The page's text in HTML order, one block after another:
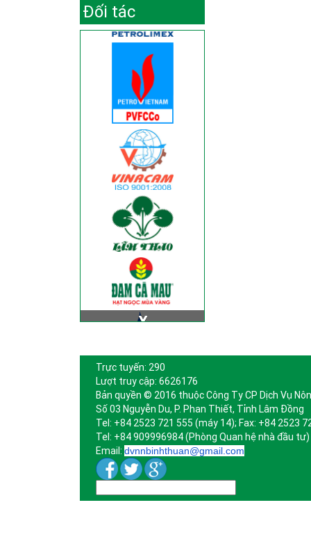
Đối tác
Trực tuyến: 290
Lượt truy cập: 6626176
Bản quyền © 2016 thuộc Công Ty CP Dịch Vụ
Số 03 Nguyễn Du, P. Phan Thiết, Tỉnh Lâm Đồng
Tel: +84 2523 721 555 (máy 14); Fax: +84 2523
Tel: +84 909996984 (Phòng Quan hệ nhà đầu tư)
Email: dvnnbinhthuan@gmail.com